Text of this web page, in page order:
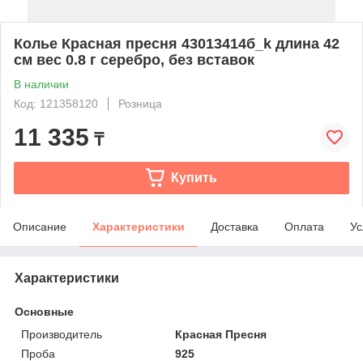
Колье Красная пресня 43013414б_k длина 42
см вес 0.8 г серебро, без вставок
В наличии
Код: 121358120
Розница
11 335 ₸
Купить
Описание Характеристики Доставка Оплата
Характеристики
Основные
Производитель
Красная Пресня
Проба
925